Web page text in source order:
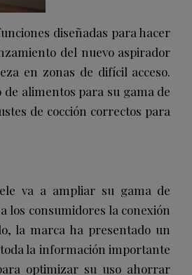
diseñadas para hacer
del nuevo aspirador
en zonas de difícil acceso.
alimentos para su gama de
de cocción correctos para
va a ampliar su gama de
los consumidores la conexión
la marca ha presentado un
la información importante
optimizar su uso ahorrar